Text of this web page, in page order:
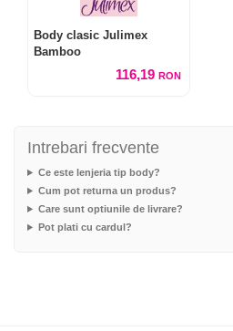
Body clasic Julimex
Bamboo
116,19 RON
Intrebari frecvente
Ce este lenjeria tip body?
Cum pot returna un produs?
Care sunt optiunile de livrare?
Pot plati cu cardul?